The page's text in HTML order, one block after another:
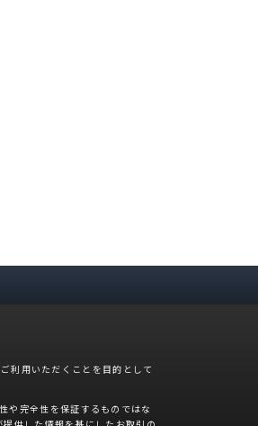
利用いただくことを目的として
や完全性を保証するものではな